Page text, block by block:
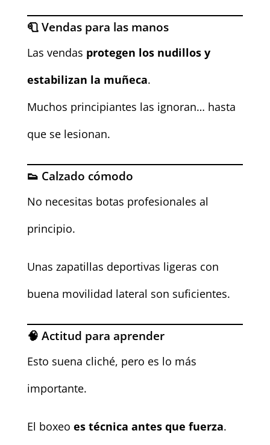
🧻 Vendas para las manos
Las vendas protegen los nudillos y
estabilizan la muñeca.
Muchos principiantes las ignoran… hasta
que se lesionan.
👟 Calzado cómodo
No necesitas botas profesionales al
principio.
Unas zapatillas deportivas ligeras con
buena movilidad lateral son suficientes.
🧠 Actitud para aprender
Esto suena cliché, pero es lo más
importante.
El boxeo es técnica antes que fuerza.